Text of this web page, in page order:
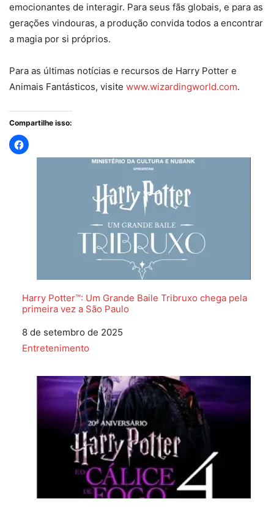
emocionantes de interagir. Para seus fãs globais, e para as
gerações vindouras, a produção convida todos a encontrar
a magia por si próprios.
Para as últimas notícias e recursos de Harry Potter e
Animais Fantásticos, visite www.wizardingworld.com.
Compartilhe isso:
Harry Potter™: Um Grande Baile Tribruxo chega pela
primeira vez a São Paulo
Data
8 de setembro de 2025
Em relação a
Entretenimento